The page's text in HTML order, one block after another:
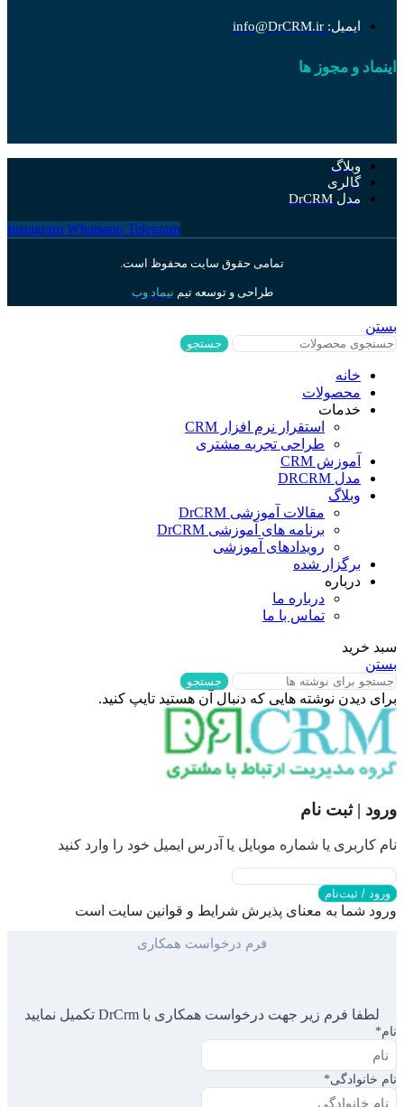
ایمیل: info@DrCRM.ir
اینماد و مجوز ها
وبلاگ
گالری
مدل DrCRM
Instagram Whatsapp Telegram
تمامی حقوق سایت محفوظ است.
طراحی و توسعه تیم نیماد وب
بستن
جستجو
خانه
محصولات
خدمات
استقرار نرم افزار CRM
طراحی تجربه مشتری
آموزش CRM
مدل DRCRM
وبلاگ
مقالات آموزشی DrCRM
برنامه های آموزشی DrCRM
رویدادهای آموزشی
برگزار شده
درباره
درباره ما
تماس با ما
سبد خرید
بستن
جستجو
برای دیدن نوشته هایی که دنبال آن هستید تایپ کنید.
ورود | ثبت نام
نام کاربری یا شماره موبایل یا آدرس ایمیل خود را وارد کنید
ورود / ثبت‌نام
ورود شما به معنای پذیرش شرایط و قوانین سایت است
فرم درخواست همکاری
لطفا فرم زیر جهت درخواست همکاری با DrCrm تکمیل نمایید
نام*
نام خانوادگی*